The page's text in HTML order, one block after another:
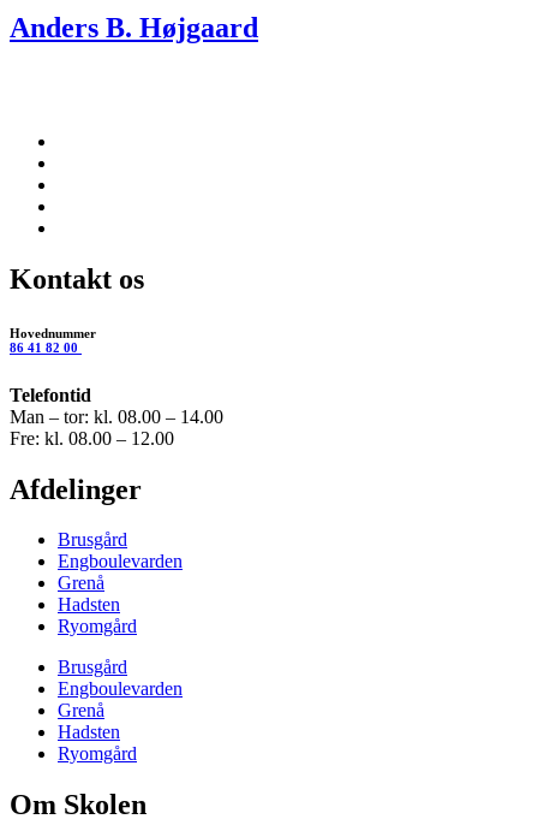
Anders B. Højgaard
Kontakt os
Hovednummer
86 41 82 00
Telefontid
Man – tor: kl. 08.00 – 14.00
Fre: kl. 08.00 – 12.00
Afdelinger
Brusgård
Engboulevarden
Grenå
Hadsten
Ryomgård
Brusgård
Engboulevarden
Grenå
Hadsten
Ryomgård
Om Skolen